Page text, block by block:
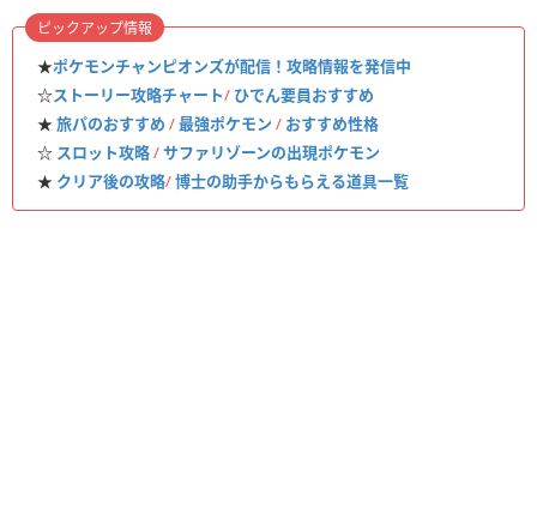
★ポケモンチャンピオンズが配信！攻略情報を発信中
☆ストーリー攻略チャート/ ひでん要員おすすめ
★旅パのおすすめ /最強ポケモン / おすすめ性格
☆ スロット攻略/サファリゾーンの出現ポケモン
★ クリア後の攻略/博士の助手からもらえる道具一覧
ピックアップ情報